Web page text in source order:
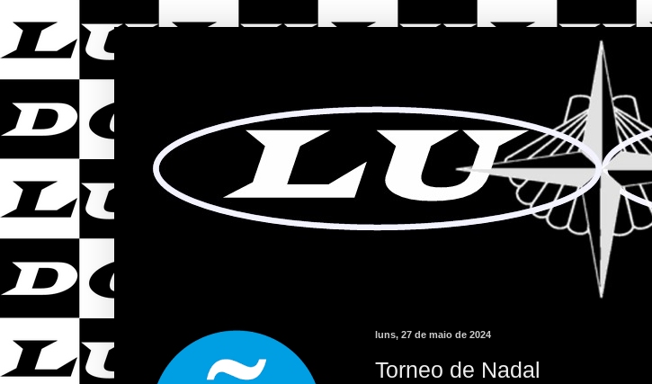
luns, 27 de maio de 2024
Torneo de Nadal